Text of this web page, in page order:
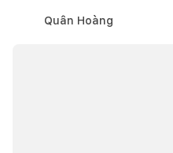
Quân Hoàng